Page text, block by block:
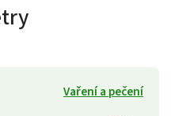
Vaření a pečení